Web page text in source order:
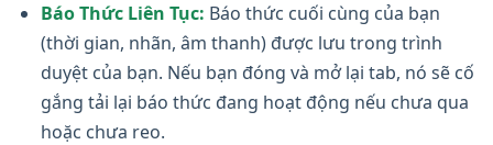
Báo Thức Liên Tục: Báo thức cuối cùng của bạn
(thời gian, nhãn, âm thanh) được lưu trong trình
duyệt của bạn. Nếu bạn đóng và mở lại tab, nó sẽ cố
gắng tải lại báo thức đang hoạt động nếu chưa qua
hoặc chưa reo.